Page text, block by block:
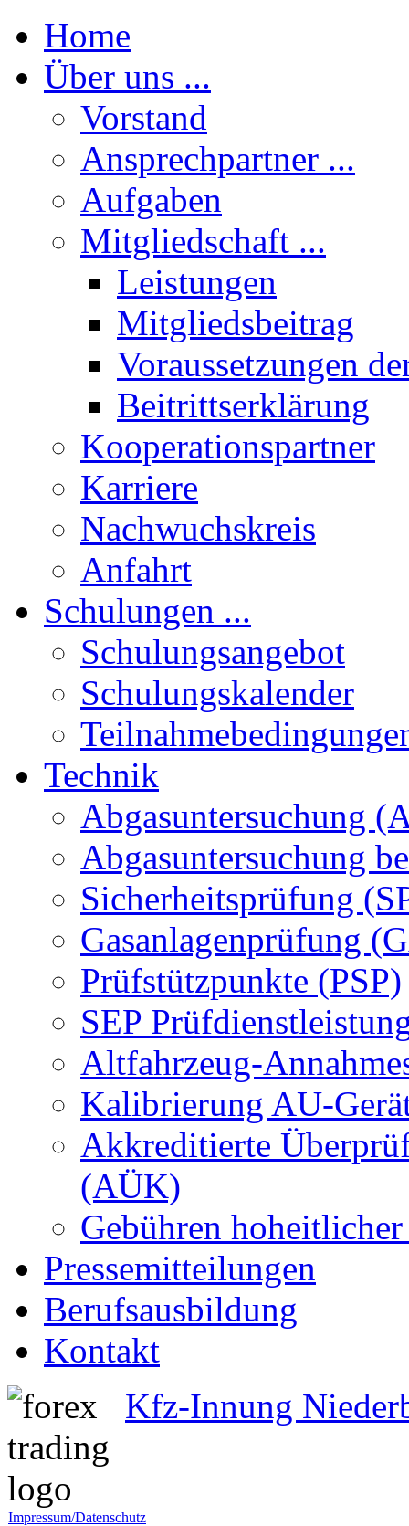
Home
Über uns ...
Vorstand
Ansprechpartner ...
Aufgaben
Mitgliedschaft ...
Leistungen
Mitgliedsbeitrag
Voraussetzungen
Beitrittserklärung
Kooperationspartner
Karriere
Nachwuchskreis
Anfahrt
Schulungen ...
Schulungsangebot
Schulungskalender
Technik
Abgasuntersuchung
Abgasuntersuchung
Sicherheitsprüfung
Gasanlagenprüfung
Prüfstützpunkte (PSP)
SEP
Altfahrzeug-
Kalibrierung AU-
Akkreditierte
(AÜK)
Gebühren
Pressemitteilungen
Berufsausbildung
Kontakt
Kfz-Innung
Impressum/Datenschutz